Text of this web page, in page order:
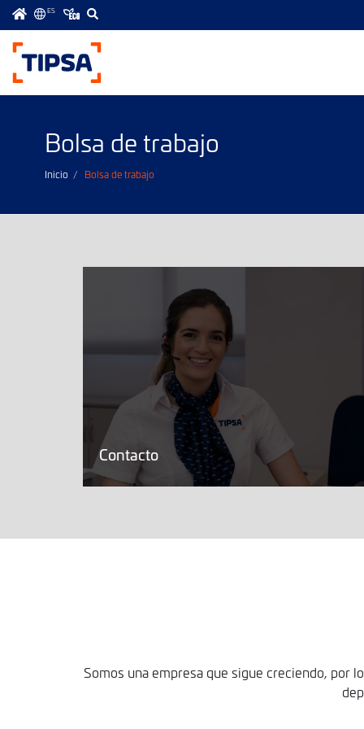
ES
Menú
Bolsa de trabajo
Inicio Bolsa de trabajo
Contacto
Somos una empresa que sigue creciendo, por